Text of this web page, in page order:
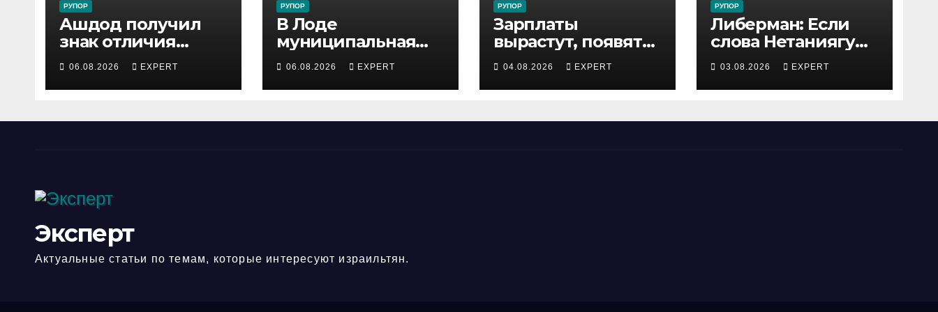
РУПОР
Ашдод получил
знак отличия
министра обороны
за поддержку
резервистов
06.08.2026 EXPERT
РУПОР
В Лоде
муниципальная
инспекция
задержала
подростка,
06.08.2026 EXPERT
РУПОР
Зарплаты
вырастут, появятся
бонусы: 300
сотрудников
«Штраус»
04.08.2026 EXPERT
РУПОР
Либерман: Если
слова Нетаниягу
не предвыборный
трюк, пусть
докажет это делом
03.08.2026 EXPERT
Эксперт
Актуальные статьи по темам, которые интересуют израильтян.